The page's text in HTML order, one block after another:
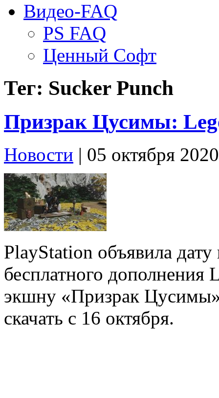
Видео-FAQ
PS FAQ
Ценный Софт
Тег: Sucker Punch
Призрак Цусимы:
Новости | 05 октября
PlayStation объявила
бесплатного дополнения
экшну «Призрак
скачать с 16 октября.